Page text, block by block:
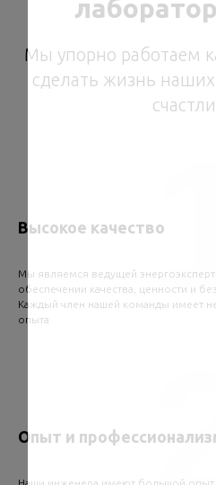
Мы упорно работаем
сделать жизнь
Высокое качество
Мы являемся ведущей
обеспечении качества, ценности и
Каждый член нашей команды имеет
опыта
Опыт и
Наши инженера имеют большой опыт